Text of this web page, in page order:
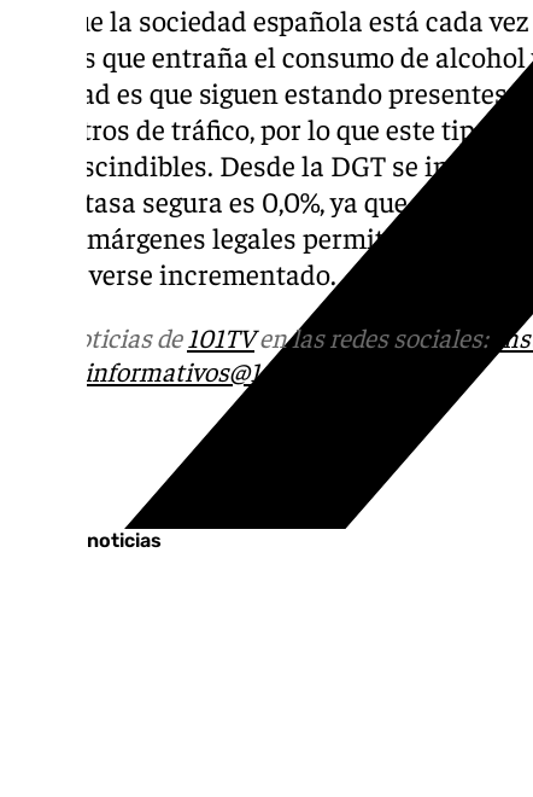
Aunque la sociedad española está cada
riesgos que entraña el consumo de alcohol
realidad es que siguen estando presentes
siniestros de tráfico, por lo que este tipo de
imprescindibles. Desde la DGT se insiste
única tasa segura es 0,0%, ya que, aún
de los márgenes legales permitidos, el
puede verse incrementado.
Más noticias de101TVen las redes sociales:
informativos@101tv.es
Últimas noticias